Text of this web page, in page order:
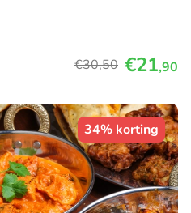
€30,50 €21,90
34% korting